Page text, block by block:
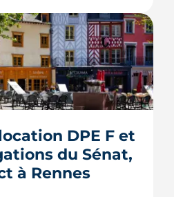
assurer. Entre
les garanties utiles
ce guide
rien.
L'ARTICLE
DPE F et
du Sénat,
à Rennes